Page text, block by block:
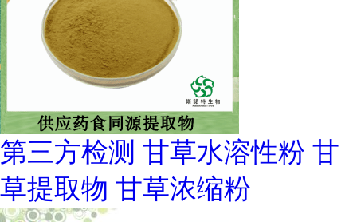
第三方检测 甘草水溶性粉 甘
草提取物 甘草浓缩粉